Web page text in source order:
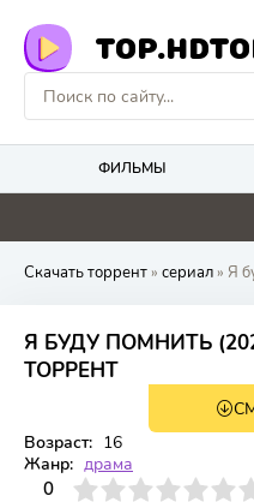
ФИЛЬМЫ
3 0
Скачать торрент» сериал» Я
Я БУДУ ПОМНИТЬ
ТОРРЕНТ
1 сезон 16
Возраст: 16
Жанр: драма
0
4 6 7 8 9 10